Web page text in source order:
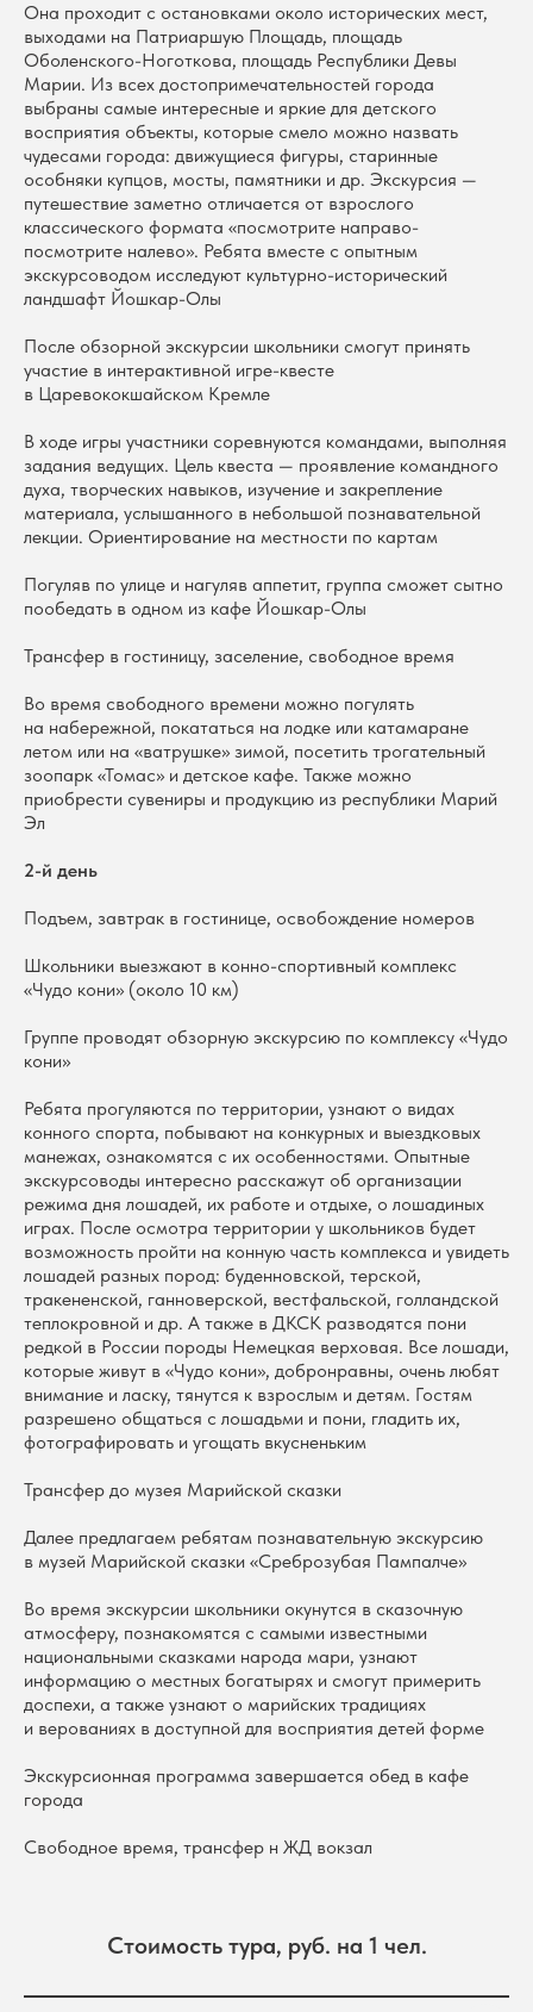
Она проходит с остановками около исторических мест,
выходами на Патриаршую Площадь, площадь
Оболенского-Ноготкова, площадь Республики Девы
Марии. Из всех достопримечательностей города
выбраны самые интересные и яркие для детского
восприятия объекты, которые смело можно назвать
чудесами города: движущиеся фигуры, старинные
особняки купцов, мосты, памятники и др. Экскурсия —
путешествие заметно отличается от взрослого
классического формата «посмотрите направо-
посмотрите налево». Ребята вместе с опытным
экскурсоводом исследуют культурно-исторический
ландшафт Йошкар-Олы
После обзорной экскурсии школьники смогут принять
участие в интерактивной игре-квесте
в Царевококшайском Кремле
В ходе игры участники соревнуются командами, выполняя
задания ведущих. Цель квеста — проявление командного
духа, творческих навыков, изучение и закрепление
материала, услышанного в небольшой познавательной
лекции. Ориентирование на местности по картам
Погуляв по улице и нагуляв аппетит, группа сможет сытно
пообедать в одном из кафе Йошкар-Олы
Трансфер в гостиницу, заселение, свободное время
Во время свободного времени можно погулять
на набережной, покататься на лодке или катамаране
летом или на «ватрушке» зимой, посетить трогательный
зоопарк «Томас» и детское кафе. Также можно
приобрести сувениры и продукцию из республики Марий
Эл
2-й день
Подъем, завтрак в гостинице, освобождение номеров
Школьники выезжают в конно-спортивный комплекс
«Чудо кони» (около 10 км)
Группе проводят обзорную экскурсию по комплексу «Чудо
кони»
Ребята прогуляются по территории, узнают о видах
конного спорта, побывают на конкурных и выездковых
манежах, ознакомятся с их особенностями. Опытные
экскурсоводы интересно расскажут об организации
режима дня лошадей, их работе и отдыхе, о лошадиных
играх. После осмотра территории у школьников будет
возможность пройти на конную часть комплекса и увидеть
лошадей разных пород: буденновской, терской,
тракененской, ганноверской, вестфальской, голландской
теплокровной и др. А также в ДКСК разводятся пони
редкой в России породы Немецкая верховая. Все лошади,
которые живут в «Чудо кони», добронравны, очень любят
внимание и ласку, тянутся к взрослым и детям. Гостям
разрешено общаться с лошадьми и пони, гладить их,
фотографировать и угощать вкусненьким
Трансфер до музея Марийской сказки
Далее предлагаем ребятам познавательную экскурсию
в музей Марийской сказки «Среброзубая Пампалче»
Во время экскурсии школьники окунутся в сказочную
атмосферу, познакомятся с самыми известными
национальными сказками народа мари, узнают
информацию о местных богатырях и смогут примерить
доспехи, а также узнают о марийских традициях
и верованиях в доступной для восприятия детей форме
Экскурсионная программа завершается обед в кафе
города
Свободное время, трансфер н ЖД вокзал
Стоимость тура, руб. на 1 чел.